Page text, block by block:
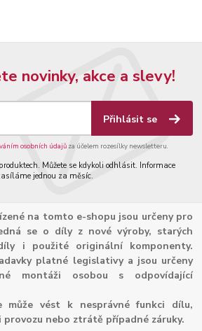
novinky, akce a slevy!
Přihlásit se
osobních údajůza účelem rozesílky newsletteru.
Můžete se kdykoli odhlásit. Informace
jednou za měsíc.
na tomto e-shopu jsou určeny pro
se o díly z nové výroby, starých
i použité originální komponenty.
platné legislativy a jsou určeny
montáži osobou s odpovídající
může vést k nesprávné funkci dílu,
nebo ztrátě případné záruky.